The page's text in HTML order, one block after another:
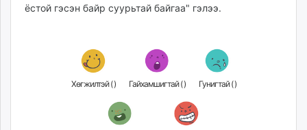
ёстой гэсэн байр суурьтай байгаа" гэлээ.
Хөгжилтэй () Гайхамшигтай () Гунигтай ()